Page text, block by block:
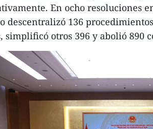
En ocho resoluciones
descentralizó 136
simplificó otros 396 y abolió 890